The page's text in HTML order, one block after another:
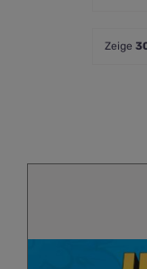
Zeige